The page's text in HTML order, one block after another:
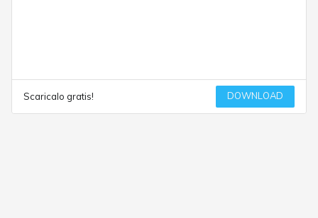
Scaricalo gratis! DOWNLOAD